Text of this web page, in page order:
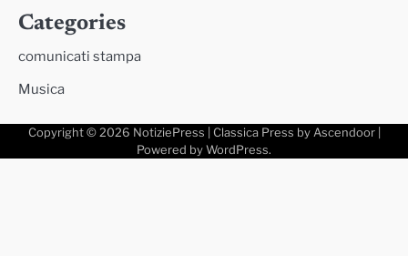
Categories
comunicati stampa
Musica
Copyright © 2026 NotiziePress | Classica Press by Ascendoor|
Powered by WordPress.